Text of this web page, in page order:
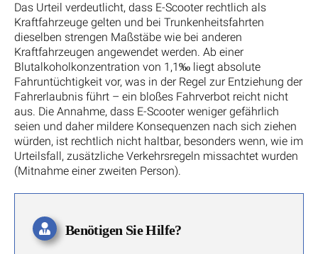
Das Urteil verdeutlicht, dass E-Scooter rechtlich als
Kraftfahrzeuge gelten und bei Trunkenheitsfahrten
dieselben strengen Maßstäbe wie bei anderen
Kraftfahrzeugen angewendet werden. Ab einer
Blutalkoholkonzentration von 1,1‰ liegt absolute
Fahruntüchtigkeit vor, was in der Regel zur Entziehung der
Fahrerlaubnis führt – ein bloßes Fahrverbot reicht nicht
aus. Die Annahme, dass E-Scooter weniger gefährlich
seien und daher mildere Konsequenzen nach sich ziehen
würden, ist rechtlich nicht haltbar, besonders wenn, wie im
Urteilsfall, zusätzliche Verkehrsregeln missachtet wurden
(Mitnahme einer zweiten Person).
Benötigen Sie Hilfe?